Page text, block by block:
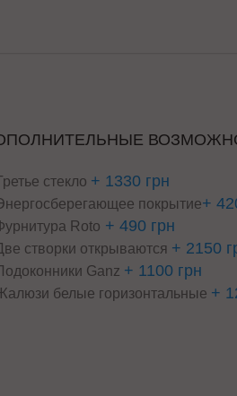
стекло + 1330 грн
покрытие+
Roto + 490 грн
створки открываются + 2150
Ganz + 1100 грн
белые горизонтальные +